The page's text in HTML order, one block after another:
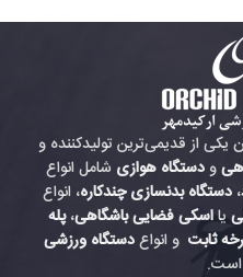
یکی از قدیمی‌ترین تولیدکننده و
ودستگاه هوازی شامل انواع
، دستگاه بدنسازی چندکاره، انواع
یااسکی فضایی باشگاهی،پله
ثابت و انواعدستگاه ورزشی
است.